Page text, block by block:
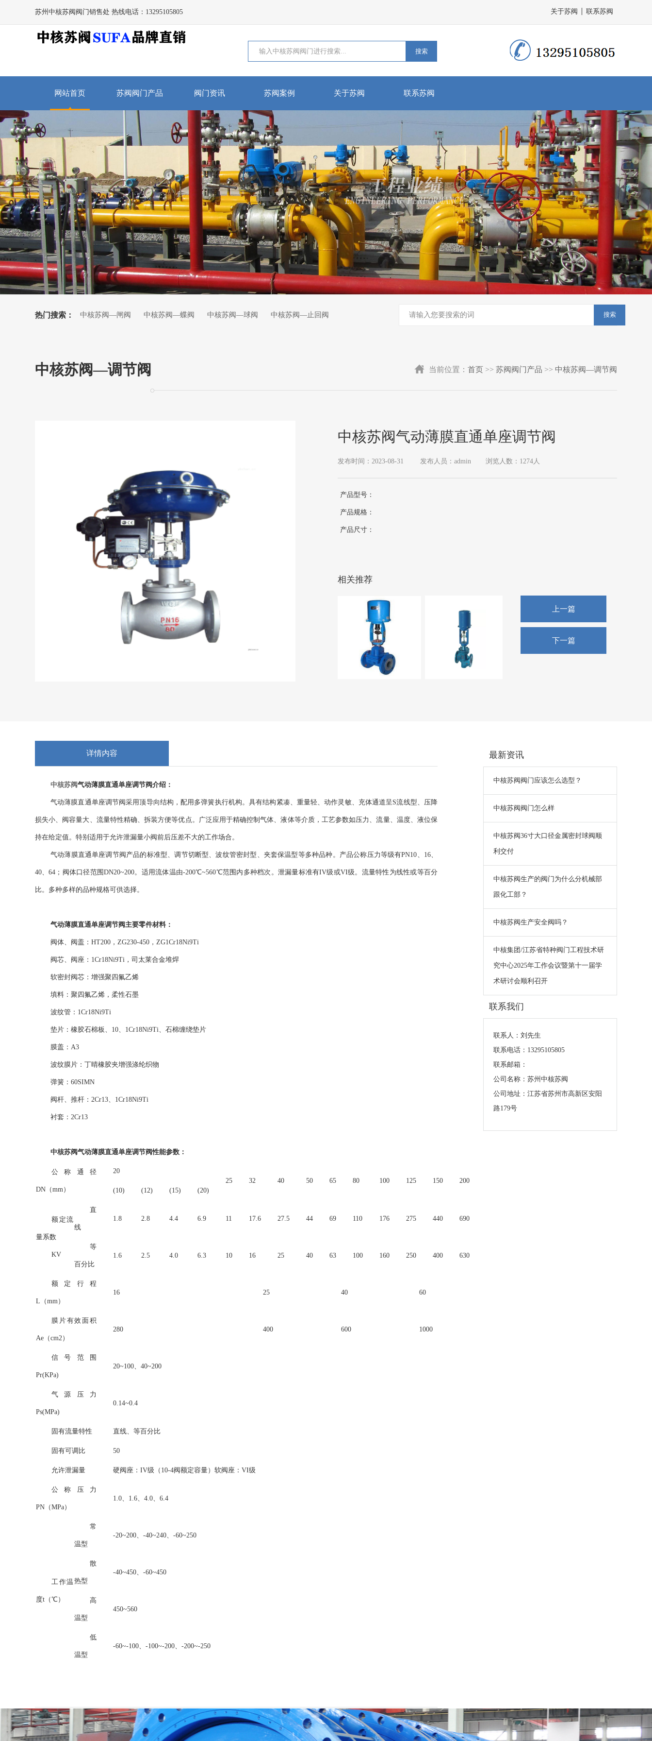
苏州中核苏阀阀门销售处 热线电话：13295105805 关于苏阀 联系苏阀
搜索
网站首页 苏阀阀门产品 阀门资讯 苏阀案例 关于苏阀 联系苏阀
热门搜索： 中核苏阀—闸阀 中核苏阀—蝶阀 中核苏阀—球阀 中核苏阀—止回阀 搜索
中核苏阀—调节阀 当前位置： 首页 >> 苏阀阀门产品 >> 中核苏阀—调节阀
中核苏阀气动薄膜直通单座调节阀
发布时间：2023-08-31 发布人员：admin 浏览人数：1274人
产品型号：
产品规格：
产品尺寸：
相关推荐
上一篇
下一篇
详情内容
中核苏阀气动薄膜直通单座调节阀介绍：
气动薄膜直通单座调节阀采用顶导向结构，配用多弹簧执行机构。具有结构紧凑、重量轻、动作灵敏、充体通道呈S流线型、压降
损失小、阀容量大、流量特性精确、拆装方便等优点。广泛应用于精确控制气体、液体等介质，工艺参数如压力、流量、温度、液位保
持在给定值。特别适用于允许泄漏量小阀前后压差不大的工作场合。
气动薄膜直通单座调节阀产品的标准型、调节切断型、波纹管密封型、夹套保温型等多种品种。产品公称压力等级有PN10、16、
40、64；阀体口径范围DN20~200。适用流体温由-200℃~560℃范围内多种档次。泄漏量标准有IV级或VI级。流量特性为线性或等百分
比。多种多样的品种规格可供选择。
气动薄膜直通单座调节阀主要零件材料：
阀体、阀盖：HT200，ZG230-450，ZG1Cr18Ni9Ti
阀芯、阀座：1Cr18Ni9Ti，司太莱合金堆焊
软密封阀芯：增强聚四氟乙烯
填料：聚四氟乙烯，柔性石墨
波纹管：1Cr18Ni9Ti
垫片：橡胶石棉板、10、1Cr18Ni9Ti、石棉缠绕垫片
膜盖：A3
波纹膜片：丁晴橡胶夹增强涤纶织物
弹簧：60SIMN
阀杆、推杆：2Cr13、1Cr18Ni9Ti
衬套：2Cr13
中核苏阀气动薄膜直通单座调节阀性能参数：
公称通径
DN（mm）
20
25
32 40 50 65 80 100 125 150
200
(10)
(12) (15) (20)
额定流
量系数
KV
直
线
1.8 2.8 4.4 6.9 11 17.6 27.5 44 69 110 176 275 440 690
等
百分比
1.6 2.5 4.0 6.3 10 16 25 40 63 100 160 250 400 630
额定行程
L（mm）
16 25 40 60
膜片有效面积
Ae（cm2）
280 400 600 1000
信号范围
Pr(KPa)
20~100、40~200
气源压力
Ps(MPa)
0.14~0.4
固有流量特性 直线、等百分比
固有可调比 50
允许泄漏量 硬阀座：IV级（10-4阀额定容量）软阀座：VI级
公称压力
PN（MPa）
1.0、1.6、4.0、6.4
工作温
度t（℃）
常
温型
-20~200、-40~240、-60~250
散
热型
-40~450、-60~450
高
温型
450~560
低
温型
-60~-100、-100~-200、-200~-250
最新资讯
中核苏阀阀门应该怎么选型？
中核苏阀阀门怎么样
中核苏阀36寸大口径金属密封球阀顺
利交付
中核苏阀生产的阀门为什么分机械部
跟化工部？
中核苏阀生产安全阀吗？
中核集团/江苏省特种阀门工程技术研
究中心2025年工作会议暨第十一届学
术研讨会顺利召开
联系我们
联系人：刘先生
联系电话：13295105805
联系邮箱：
公司名称：苏州中核苏阀
公司地址：江苏省苏州市高新区安阳
路179号